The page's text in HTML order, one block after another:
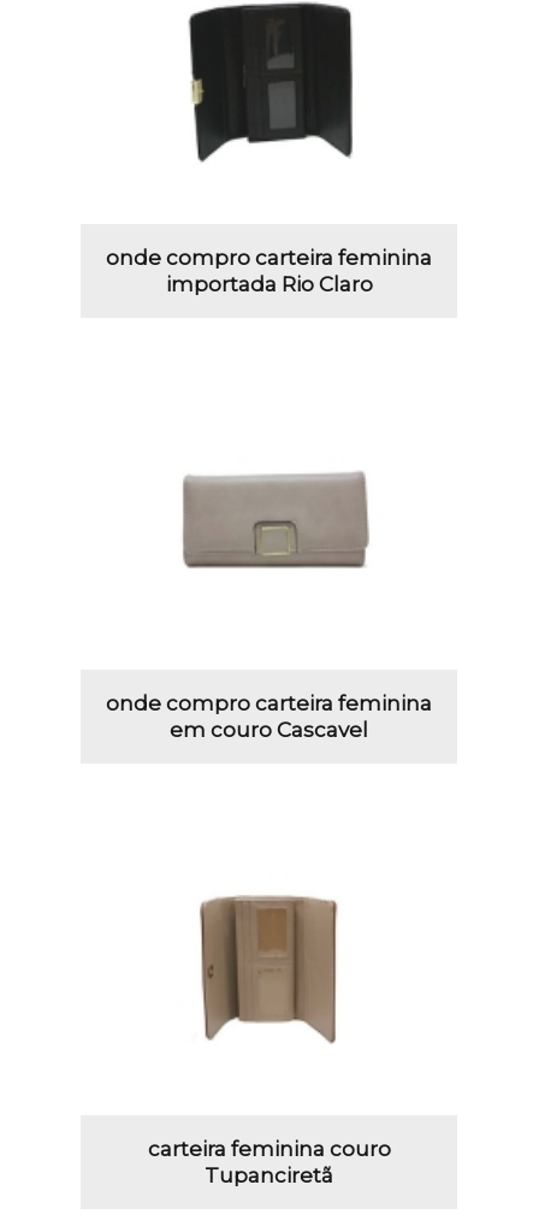
onde compro carteira feminina
importada Rio Claro
onde compro carteira feminina
em couro Cascavel
carteira feminina couro
Tupanciretã